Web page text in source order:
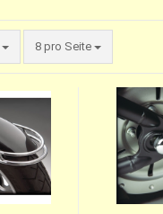
8 pro Seite